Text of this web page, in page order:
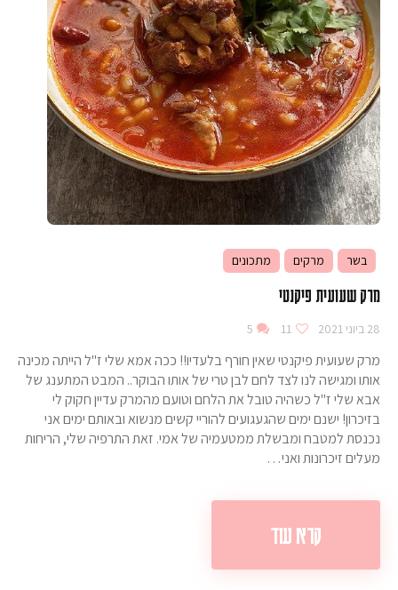
בשר מרקים מתכונים
מרק שעועית פיקנטי
28 ביוני 2021 11
5
מרק שעועית פיקנטי שאין חורף בלעדיו!! ככה אמא שלי ז"ל הייתה מכינה
אותו ומגישה לנו לצד לחם לבן טרי של אותו הבוקר.. המבט המתענג של
אבא שלי ז"ל כשהיה טובל את הלחם וטועם מהמרק עדיין חקוק לי
בזיכרון! ישנם ימים שהגעגועים להוריי קשים מנשוא ובאותם ימים אני
נכנסת למטבח ומבשלת ממטעמיה של אמי. זאת התרפיה שלי, הריחות
מעלים זיכרונות ואני…
קרא עוד